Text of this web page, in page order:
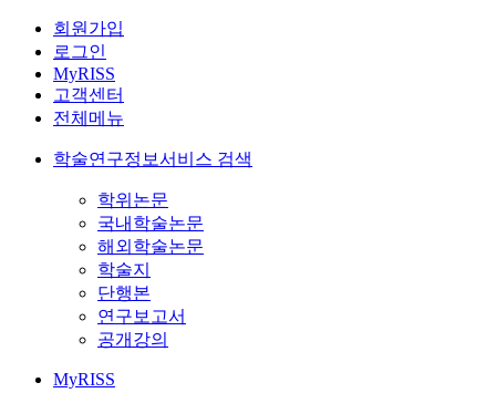
회원가입
로그인
MyRISS
고객센터
전체메뉴
학술연구정보서비스 검색
학위논문
국내학술논문
해외학술논문
학술지
단행본
연구보고서
공개강의
MyRISS